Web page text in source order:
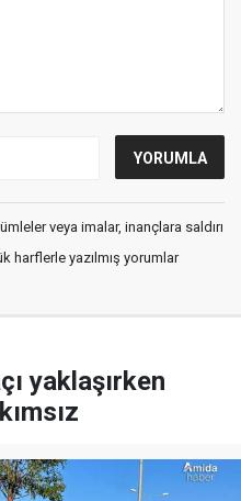
veya imalar, inançlara saldırı
harflerle yazılmış yorumlar
yaklaşırken